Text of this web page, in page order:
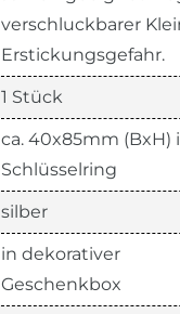
verschluckbarer
Erstickungsgefahr.
1 Stück
ca. 40x85mm (BxH)
Schlüsselring
silber
in dekorativer
Geschenkbox